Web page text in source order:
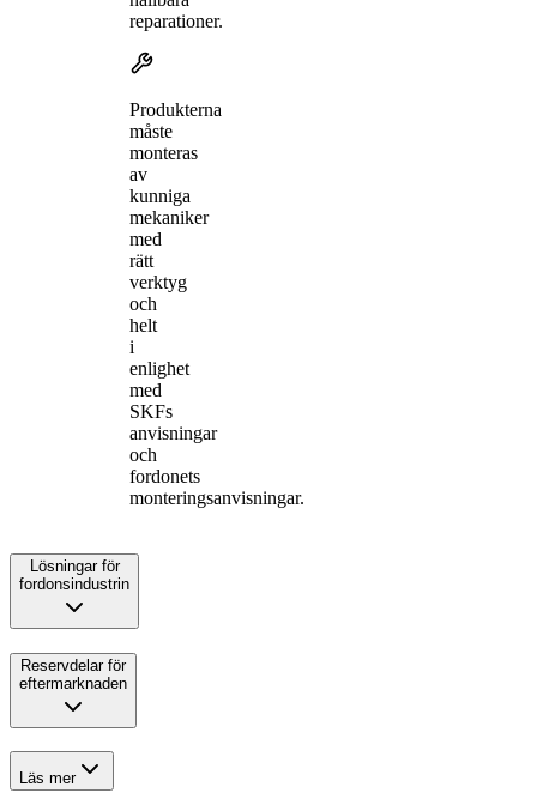
reparationer.
Produkterna
måste
monteras
av
kunniga
mekaniker
med
rätt
verktyg
och
helt
i
enlighet
med
SKFs
anvisningar
och
fordonets
monteringsanvisningar.
Lösningar för
fordonsindustrin
Reservdelar för
eftermarknaden
Läs mer